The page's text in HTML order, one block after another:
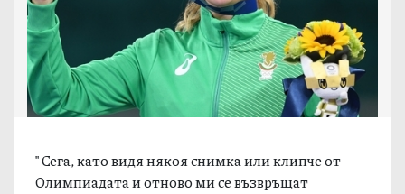
"Сега, като видя някоя снимка или клипче от
Олимпиадата и отново ми се възвръщат